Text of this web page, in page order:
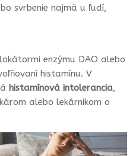
svrbenie najmä u ľudí,
enzýmu DAO alebo
histamínu. V
histamínová intolerancia,
alebo lekárnikom o